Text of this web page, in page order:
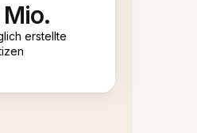
erstellte